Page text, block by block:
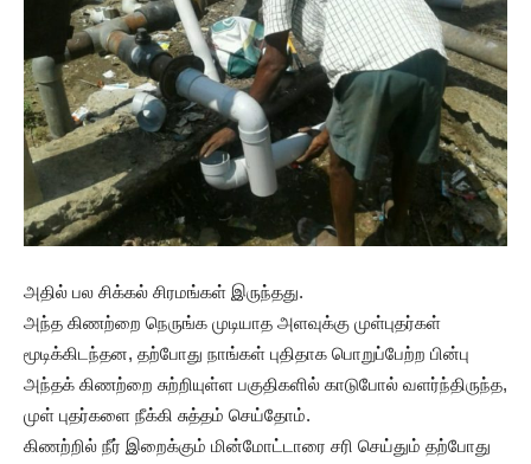
அதில் பல சிக்கல் சிரமங்கள் இருந்தது.
அந்த கிணற்றை நெருங்க முடியாத அளவுக்கு முள்புதர்கள்
மூடிக்கிடந்தன, தற்போது நாங்கள் புதிதாக பொறுப்பேற்ற பின்பு
அந்தக் கிணற்றை சுற்றியுள்ள பகுதிகளில் காடுபோல் வளர்ந்திருந்த,
முள் புதர்களை நீக்கி சுத்தம் செய்தோம்.
கிணற்றில் நீர் இறைக்கும் மின்மோட்டாரை சரி செய்தும் தற்போது